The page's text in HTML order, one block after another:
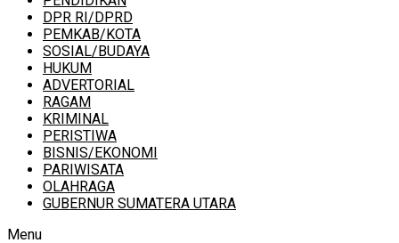
DPR RI/DPRD
PEMKAB/KOTA
SOSIAL/BUDAYA
HUKUM
ADVERTORIAL
RAGAM
KRIMINAL
PERISTIWA
BISNIS/EKONOMI
PARIWISATA
OLAHRAGA
GUBERNUR SUMATERA UTARA
Menu